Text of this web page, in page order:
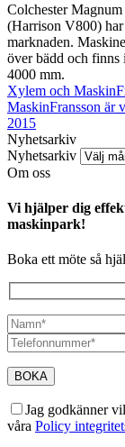
Colchester
(Harrison V800) har
marknaden.
över bädd och finns
4000 mm.
Xylem och
MaskinFransson är
2015
Nyhetsarkiv
Nyhetsarkiv
Om oss
Vi hjälper dig
maskinpark!
Boka ett möte så
Jag godkänner
våra Policy